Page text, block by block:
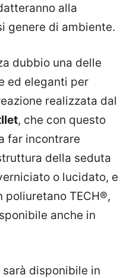
alla
genere di ambiente.
dubbio una delle
ed eleganti per
realizzata dal
, che con questo
far incontrare
della seduta
o lucidato, e
TECH®,
anche in
disponibile in